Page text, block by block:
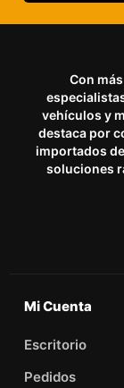
Con
vehículos y
destaca por
importados
soluciones
Mi Cuenta
Escritorio
Pedidos